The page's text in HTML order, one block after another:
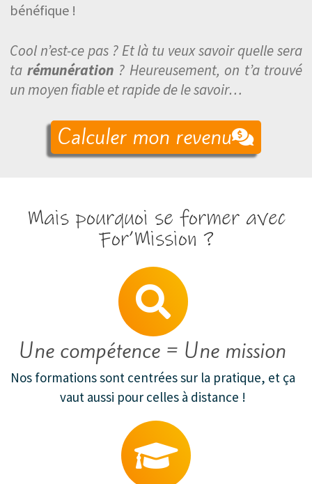
bénéfique !
Cool n’est-ce pas ? Et là tu veux savoir quelle sera
ta rémunération ? Heureusement, on t’a trouvé
un moyen fiable et rapide de le savoir…
Calculer mon revenu
Mais pourquoi se former avec
For’Mission ?
Une compétence = Une mission
Nos formations sont centrées sur la pratique, et ça
vaut aussi pour celles à distance !